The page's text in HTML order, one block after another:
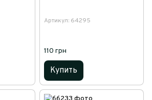
Артикул: 64295
110 грн
Купить